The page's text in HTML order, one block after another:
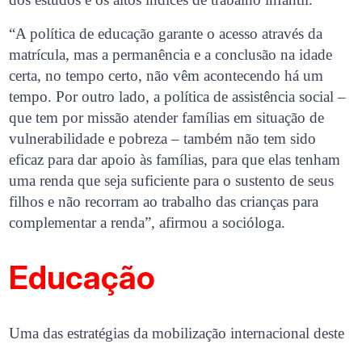
“A política de educação garante o acesso através da
matrícula, mas a permanência e a conclusão na idade
certa, no tempo certo, não vêm acontecendo há um
tempo. Por outro lado, a política de assistência social –
que tem por missão atender famílias em situação de
vulnerabilidade e pobreza – também não tem sido
eficaz para dar apoio às famílias, para que elas tenham
uma renda que seja suficiente para o sustento de seus
filhos e não recorram ao trabalho das crianças para
complementar a renda”, afirmou a socióloga.
Educação
Uma das estratégias da mobilização internacional deste